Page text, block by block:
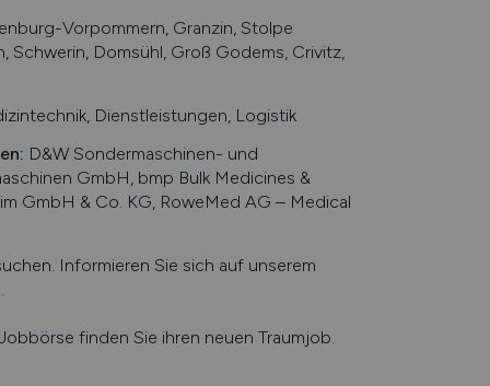
Vorpommern, Granzin, Stolpe
Schwerin, Domsühl, Groß Godems, Crivitz,
Dienstleistungen, Logistik
: D&W Sondermaschinen- und
GmbH, bmp Bulk Medicines &
GmbH & Co. KG, RoweMed AG – Medical
Informieren Sie sich auf unserem
finden Sie ihren neuen Traumjob.